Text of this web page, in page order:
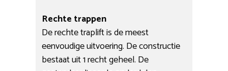
Rechte trappen
De rechte traplift is de meest
eenvoudige uitvoering. De constructie
bestaat uit 1 recht geheel. De